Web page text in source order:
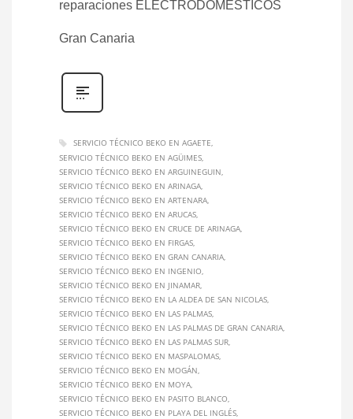
reparaciones ELECTRODOMÉSTICOS
Gran Canaria
SERVICIO TÉCNICO BEKO EN AGAETE
SERVICIO TÉCNICO BEKO EN AGÜIMES
SERVICIO TÉCNICO BEKO EN ARGUINEGUIN
SERVICIO TÉCNICO BEKO EN ARINAGA
SERVICIO TÉCNICO BEKO EN ARTENARA
SERVICIO TÉCNICO BEKO EN ARUCAS
SERVICIO TÉCNICO BEKO EN CRUCE DE ARINAGA
SERVICIO TÉCNICO BEKO EN FIRGAS
SERVICIO TÉCNICO BEKO EN GRAN CANARIA
SERVICIO TÉCNICO BEKO EN INGENIO
SERVICIO TÉCNICO BEKO EN JINAMAR
SERVICIO TÉCNICO BEKO EN LA ALDEA DE SAN NICOLAS
SERVICIO TÉCNICO BEKO EN LAS PALMAS
SERVICIO TÉCNICO BEKO EN LAS PALMAS DE GRAN CANARIA
SERVICIO TÉCNICO BEKO EN LAS PALMAS SUR
SERVICIO TÉCNICO BEKO EN MASPALOMAS
SERVICIO TÉCNICO BEKO EN MOGÁN
SERVICIO TÉCNICO BEKO EN MOYA
SERVICIO TÉCNICO BEKO EN PASITO BLANCO
SERVICIO TÉCNICO BEKO EN PLAYA DEL INGLÉS